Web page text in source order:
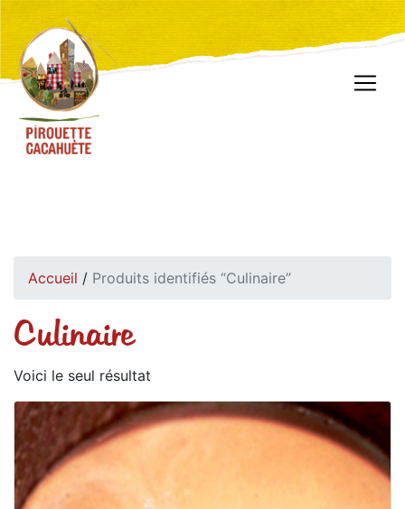
Accueil / Produits identifiés “Culinaire”
Culinaire
Voici le seul résultat